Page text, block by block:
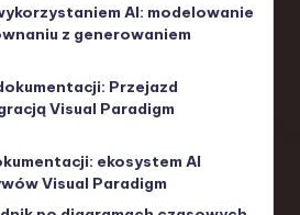
AI: modelowanie
z generowaniem
Przejazd
Visual Paradigm
ekosystem AI
Visual Paradigm